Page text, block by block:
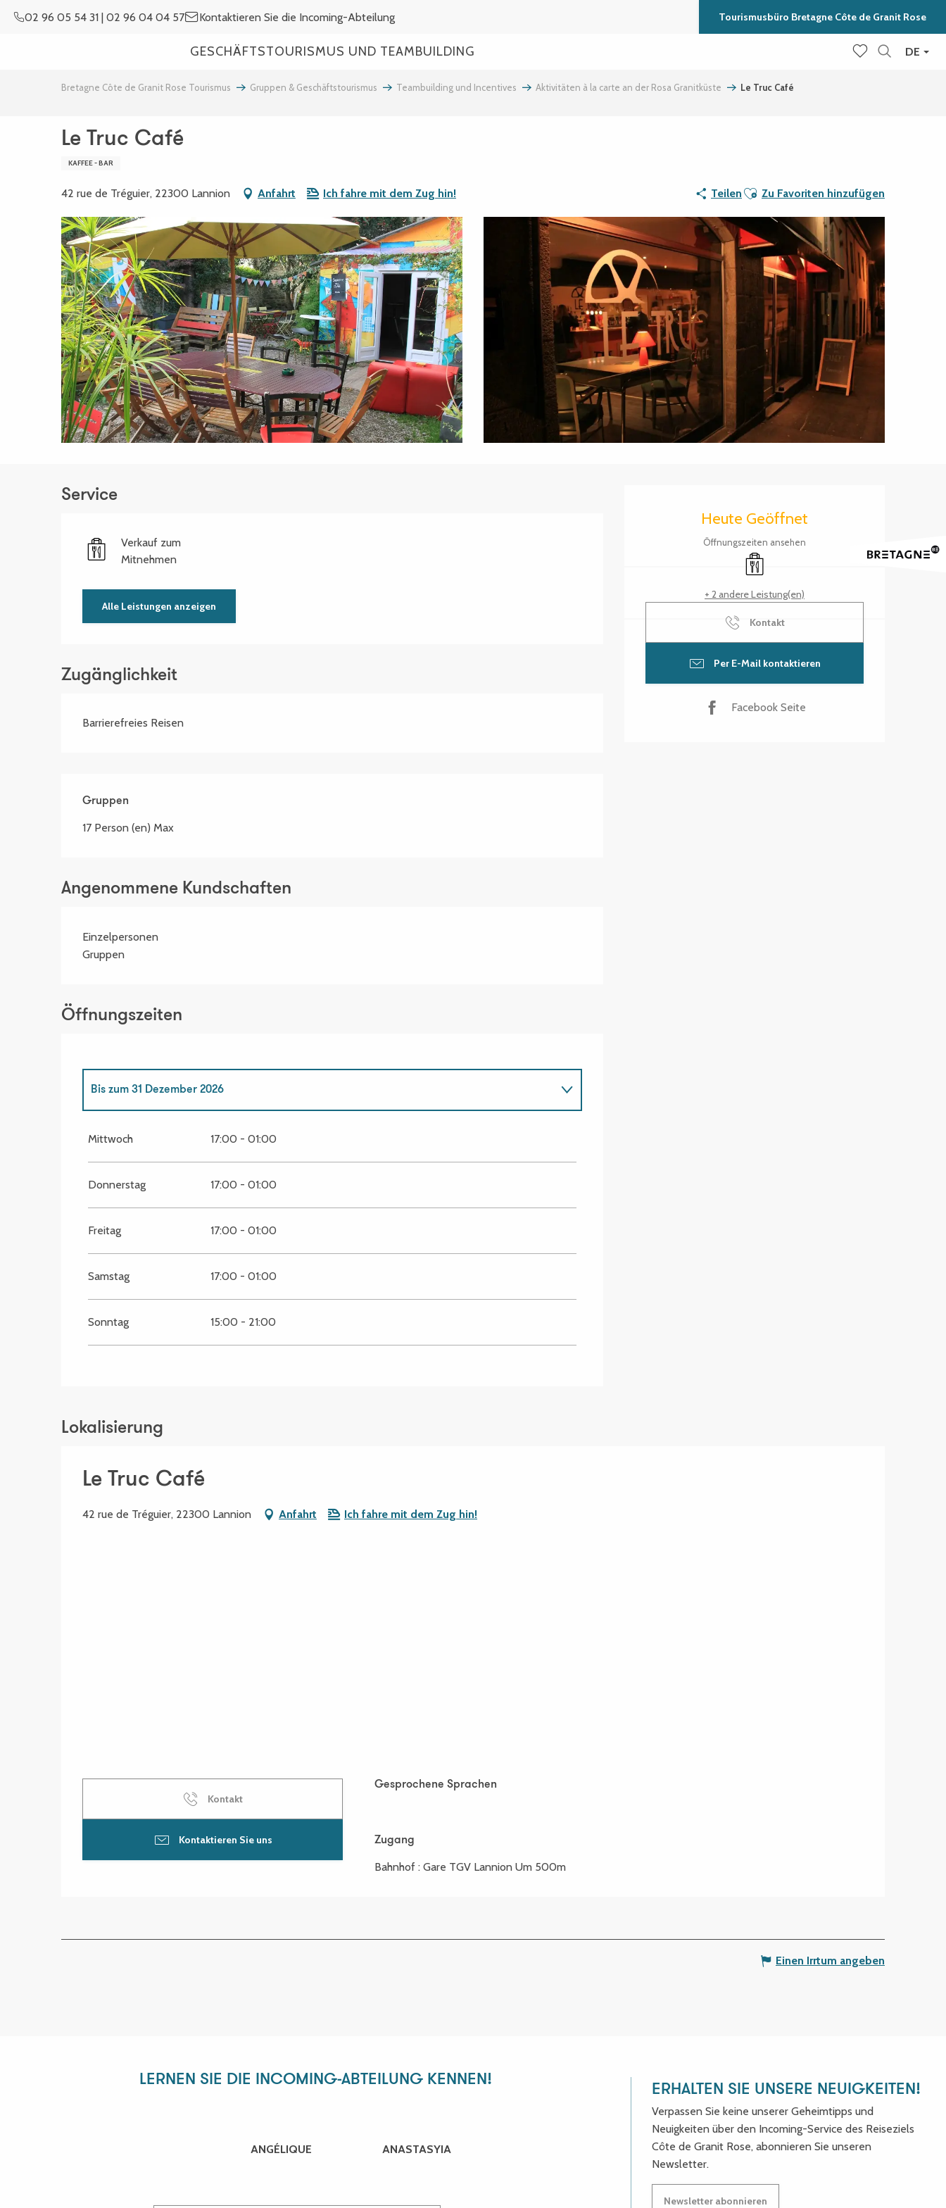
DE
02 96 05 54 31 | 02 96 04 04 57 Kontaktieren Sie die Incoming-Abteilung Tourismusbüro Bretagne Côte de Granit Rose
GESCHÄFTSTOURISMUS UND TEAMBUILDING
Bretagne Côte de Granit Rose Tourismus Gruppen & Geschäftstourismus Teambuilding und Incentives Aktivitäten à la carte an der Rosa Granitküste Le Truc Café
Le Truc Café
KAFFEE - BAR
42 rue de Tréguier, 22300 Lannion Anfahrt Ich fahre mit dem Zug hin! Teilen Ajouter aux favoris
Zu Favoriten hinzufügen
Heute Geöffnet
Öffnungszeiten ansehen
Verkauf zum Mitnehmen
+ 2 andere Leistung(en)
Kontakt
Per E-Mail kontaktieren
Facebook Seite
Service
Verkauf zum
Mitnehmen
Alle Leistungen anzeigen
Zugänglichkeit
Barrierefreies Reisen
Gruppen
Gruppen
17 Person (en) Max
Angenommene Kundschaften
Einzelpersonen
Gruppen
Öffnungszeiten
Bis zum 31 Dezember 2026
Mittwoch 17:00 - 01:00
Donnerstag 17:00 - 01:00
Freitag 17:00 - 01:00
Samstag 17:00 - 01:00
Sonntag 15:00 - 21:00
Lokalisierung
Le Truc Café
42 rue de Tréguier, 22300 Lannion Anfahrt Ich fahre mit dem Zug hin!
Kontakt
Kontaktieren Sie uns
Gesprochene Sprachen
Gesprochene Sprachen
Zugang
Zugang
Bahnhof : Gare TGV Lannion Um 500m
Einen Irrtum angeben
LERNEN SIE DIE INCOMING-ABTEILUNG KENNEN!
ANGÉLIQUE ANASTASYIA
ERHALTEN SIE UNSERE NEUIGKEITEN!
Verpassen Sie keine unserer Geheimtipps und
Neuigkeiten über den Incoming-Service des Reiseziels
Côte de Granit Rose, abonnieren Sie unseren
Newsletter.
Newsletter abonnieren